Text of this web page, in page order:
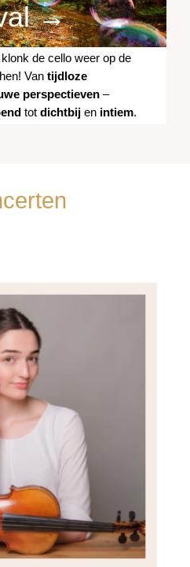
→
de cello weer op de
Van tijdloze
perspectieven –
tot dichtbij en intiem.